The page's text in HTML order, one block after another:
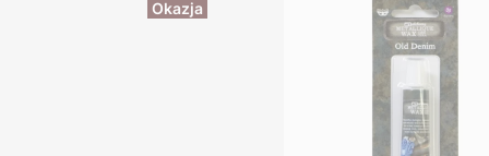
Okazja